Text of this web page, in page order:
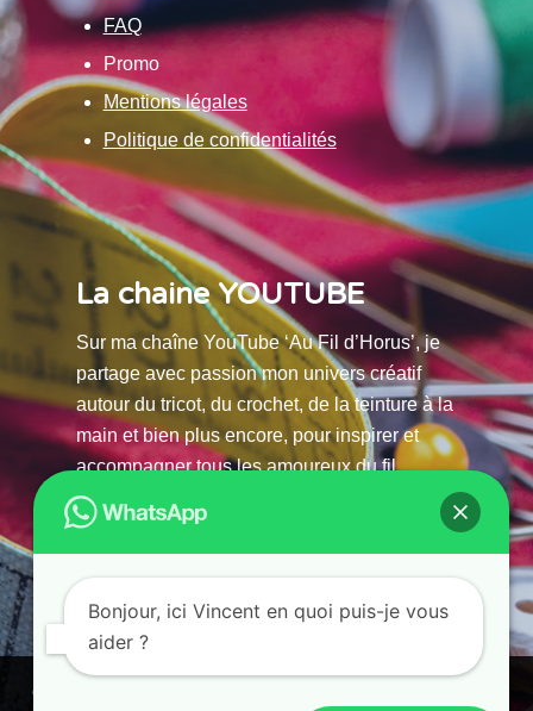
FAQ
Promo
Mentions légales
Politique de confidentialités
La chaine YOUTUBE
Sur ma chaîne YouTube ‘Au Fil d’Horus’, je
partage avec passion mon univers créatif
autour du tricot, du crochet, de la teinture à la
main et bien plus encore, pour inspirer et
accompagner tous les amoureux du fil.
© 2025 AU FILS D’HORUS| All Rights Reserved |
Ce site utilise des cookies. En continuant à parcourir ce site, vous
Bonjour, ici Vincent en quoi puis-je vous
aider ?